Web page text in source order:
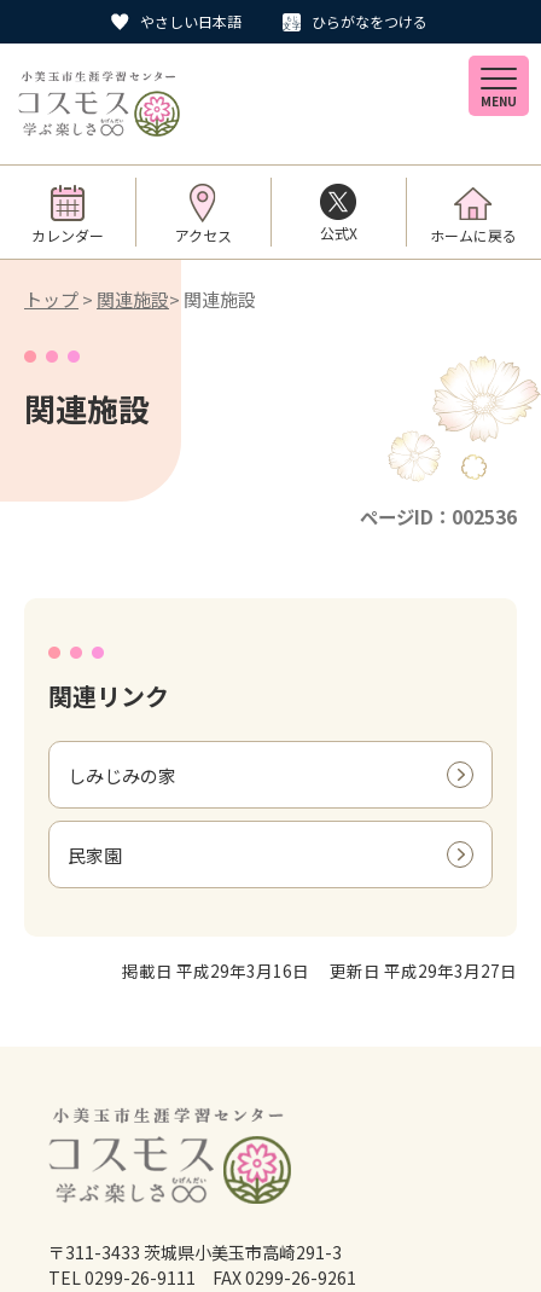
やさしい日本語 ひらがなをつける
MENU
カレンダー アクセス 公式X ホームに戻る
トップ> 関連施設> 関連施設
関連施設
ページID：002536
関連リンク
しみじみの家
民家園
掲載日 平成29年3月16日 更新日 平成29年3月27日
〒311-3433 茨城県小美玉市高崎291-3
TEL 0299-26-9111 FAX 0299-26-9261